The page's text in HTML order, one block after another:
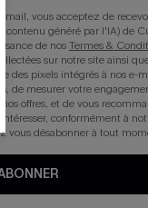
mail, vous acceptez de
généré par l'IA) de
de nosTermes &
sur notre site ainsi
des pixels intégrés à nos e-
de mesurer votre
offres, et de vous
conformément à
vous désabonner à tout